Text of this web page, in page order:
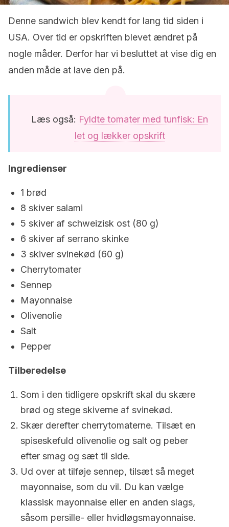
Denne sandwich blev kendt for lang tid siden i
USA. Over tid er opskriften blevet ændret på
nogle måder. Derfor har vi besluttet at vise dig en
anden måde at lave den på.
Læs også: Fyldte tomater med tunfisk: En
let og lækker opskrift
Ingredienser
1 brød
8 skiver salami
5 skiver af schweizisk ost (80 g)
6 skiver af serrano skinke
3 skiver svinekød (60 g)
Cherrytomater
Sennep
Mayonnaise
Olivenolie
Salt
Pepper
Tilberedelse
Som i den tidligere opskrift skal du skære
brød og stege skiverne af svinekød.
Skær derefter cherrytomaterne. Tilsæt en
spiseskefuld olivenolie og salt og peber
efter smag og sæt til side.
Ud over at tilføje sennep, tilsæt så meget
mayonnaise, som du vil. Du kan vælge
klassisk mayonnaise eller en anden slags,
såsom persille- eller hvidløgsmayonnaise.